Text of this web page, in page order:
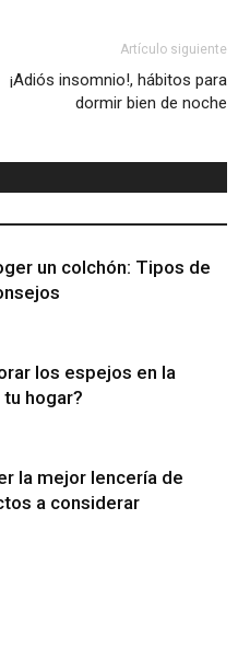
Artículo siguiente
¡Adiós insomnio!, hábitos para
dormir bien de noche
un colchón: Tipos de
los espejos en la
hogar?
la mejor lencería de
a considerar